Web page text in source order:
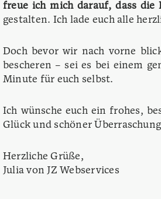
freue ich mich darauf, dass
gestalten. Ich lade euch alle
Doch bevor wir nach vorne
bescheren – sei es bei einem
Minute für euch selbst.
Ich wünsche euch ein frohes,
Glück und schöner
Herzliche Grüße,
Julia von JZ Webservices